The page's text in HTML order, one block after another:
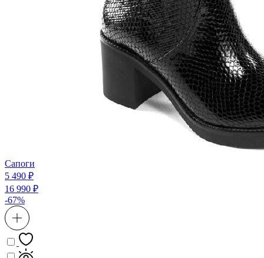
Сапоги
5 490 ₽
16 990 ₽
-67%